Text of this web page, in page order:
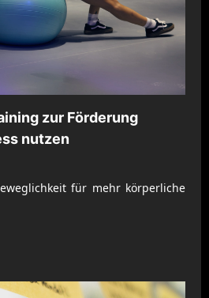
zur Förderung
nutzen
für mehr körperliche